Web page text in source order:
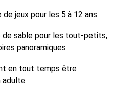
de jeux pour les 5 à 12 ans
de sable pour les tout-petits,
panoramiques
en tout temps être
adulte